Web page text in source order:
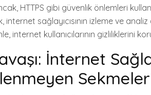
HTTPS gibi güvenlik önlemleri
internet sağlayıcısının izleme ve
internet kullanıcılarının gizliliklerini
İnternet